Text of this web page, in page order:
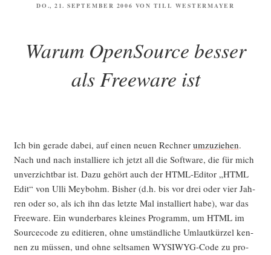
VERÖFFENTLICHT
DO., 21. SEPTEMBER 2006 VON TILL WESTERMAYER
Warum OpenSource besser
als Freeware ist
Ich bin gera­de dabei, auf einen neu­en Rech­ner umzu­zie­hen.
Nach und nach instal­lie­re ich jetzt all die Soft­ware, die für mich
unver­zicht­bar ist. Dazu gehört auch der HTML-Edi­tor „HTML
Edit“ von Ulli Mey­bohm. Bis­her (d.h. bis vor drei oder vier Jah­
ren oder so, als ich ihn das letz­te Mal instal­liert habe), war das
Free­ware. Ein wun­der­ba­res klei­nes Pro­gramm, um HTML im
Source­code zu edi­tie­ren, ohne umständ­li­che Umlaut­kür­zel ken­
nen zu müs­sen, und ohne selt­sa­men WYSI­WYG-Code zu pro­